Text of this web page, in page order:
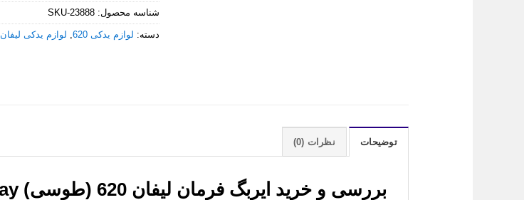
شناسه محصول: SKU-23888
دسته: لوازم یدکی 620 لوازم یدکی لیفان
توضیحات نظرات (0)
بررسی و خرید ایربگ فرمان لیفان 620 (طوسی) Lifan 620 Steering Airbag – Gray